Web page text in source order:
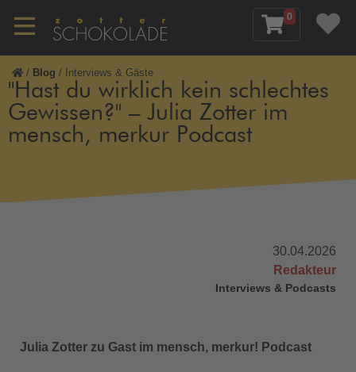
0
/ Blog / Interviews & Gäste
"Hast du wirklich kein schlechtes
Gewissen?" – Julia Zotter im
mensch, merkur Podcast
30.04.2026
Redakteur
Interviews & Podcasts
Julia Zotter zu Gast im mensch, merkur! Podcast